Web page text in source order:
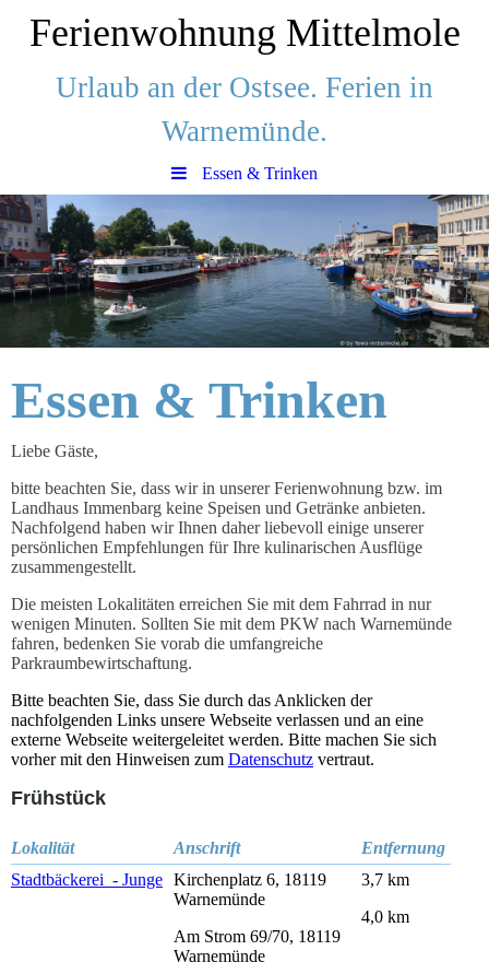
Ferienwohnung Mittelmole
Urlaub an der Ostsee. Ferien in
Warnemünde.
Essen & Trinken
Essen & Trinken
Liebe Gäste,
bitte beachten Sie, dass wir in unserer Ferienwohnung bzw. im
Landhaus Immenbarg keine Speisen und Getränke anbieten.
Nachfolgend haben wir Ihnen daher liebevoll einige unserer
persönlichen Empfehlungen für Ihre kulinarischen Ausflüge
zusammengestellt.
Die meisten Lokalitäten erreichen Sie mit dem Fahrrad in nur
wenigen Minuten. Sollten Sie mit dem PKW nach Warnemünde
fahren, bedenken Sie vorab die umfangreiche
Parkraumbewirtschaftung.
Bitte beachten Sie, dass Sie durch das Anklicken der
nachfolgenden Links unsere Webseite verlassen und an eine
externe Webseite weitergeleitet werden. Bitte machen Sie sich
vorher mit den Hinweisen zum Datenschutz vertraut.
Frühstück
Lokalität Anschrift
Entfernung
Stadtbäckerei - Junge Kirchenplatz 6, 18119
Warnemünde
Am Strom 69/70, 18119
Warnemünde
3,7 km
4,0 km